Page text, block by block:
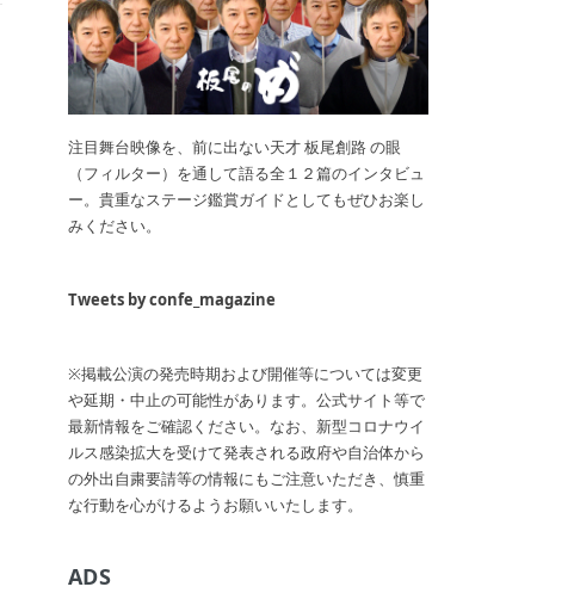
注目舞台映像を、前に出ない天才 板尾創路 の眼
（フィルター）を通して語る全１２篇のインタビュ
ー。貴重なステージ鑑賞ガイドとしてもぜひお楽し
みください。
Tweets by confe_magazine
※掲載公演の発売時期および開催等については変更
や延期・中止の可能性があります。公式サイト等で
最新情報をご確認ください。なお、新型コロナウイ
ルス感染拡大を受けて発表される政府や自治体から
の外出自粛要請等の情報にもご注意いただき、慎重
な行動を心がけるようお願いいたします。
ADS